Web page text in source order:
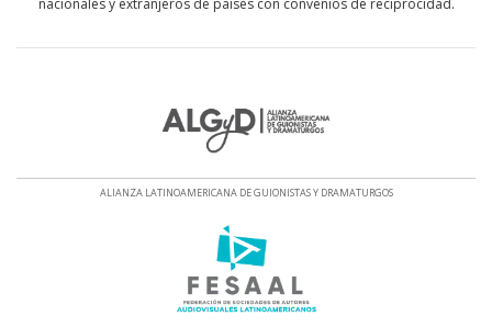
nacionales y extranjeros de países con convenios de reciprocidad.
ALIANZA LATINOAMERICANA DE GUIONISTAS Y DRAMATURGOS